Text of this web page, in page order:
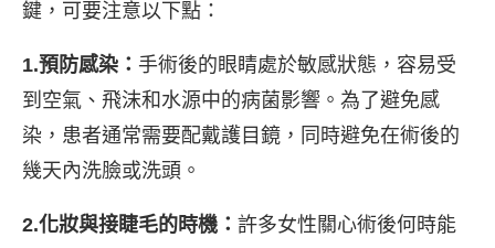
鍵，可要注意以下點：
1.預防感染： 手術後的眼睛處於敏感狀態，容易受
到空氣、飛沫和水源中的病菌影響。為了避免感
染，患者通常需要配戴護目鏡，同時避免在術後的
幾天內洗臉或洗頭。
2.化妝與接睫毛的時機： 許多女性關心術後何時能